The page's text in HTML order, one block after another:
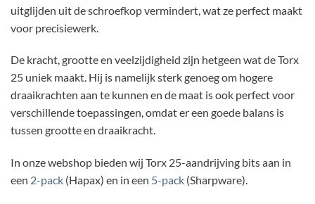
uitglijden uit de schroefkop vermindert, wat ze perfect maakt
voor precisiewerk.
De kracht, grootte en veelzijdigheid zijn hetgeen wat de Torx
25 uniek maakt. Hij is namelijk sterk genoeg om hogere
draaikrachten aan te kunnen en de maat is ook perfect voor
verschillende toepassingen, omdat er een goede balans is
tussen grootte en draaikracht.
In onze webshop bieden wij Torx 25-aandrijving bits aan in
een 2-pack (Hapax) en in een 5-pack (Sharpware).